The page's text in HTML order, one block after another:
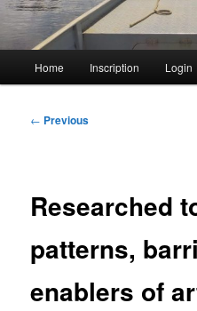
Home Inscription Login
Post
← Previous
Researched
patterns,
enablers of